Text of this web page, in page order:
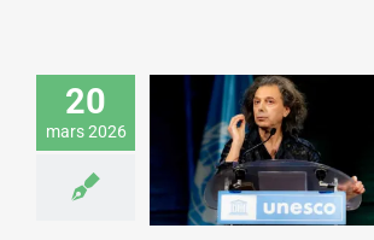
20
mars 2026
conférence sur l’impact
de l’intelligence
artificielle sur le
marché du travail pour
une agence régionale
pour l’emploi